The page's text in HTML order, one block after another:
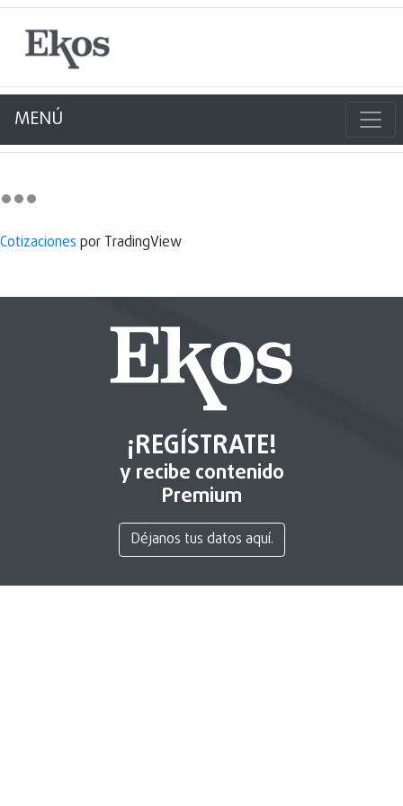
MENÚ
Cotizaciones por TradingView
¡REGÍSTRATE!
y recibe contenido
Premium
Déjanos tus datos aquí.